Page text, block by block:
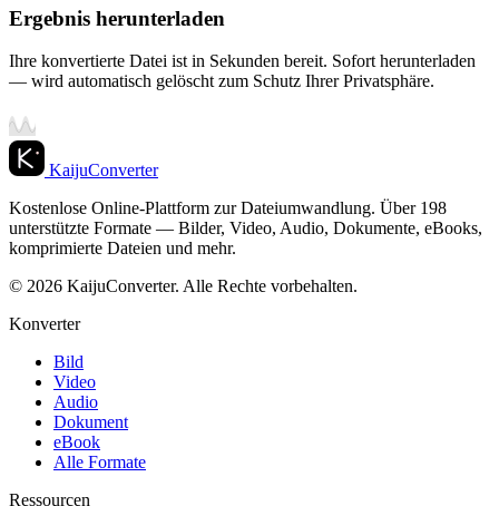
Ergebnis herunterladen
Ihre konvertierte Datei ist in Sekunden bereit. Sofort herunterladen
— wird automatisch gelöscht zum Schutz Ihrer Privatsphäre.
KaijuConverter
Kostenlose Online-Plattform zur Dateiumwandlung. Über 198
unterstützte Formate — Bilder, Video, Audio, Dokumente, eBooks,
komprimierte Dateien und mehr.
© 2026 KaijuConverter. Alle Rechte vorbehalten.
Konverter
Bild
Video
Audio
Dokument
eBook
Alle Formate
Ressourcen